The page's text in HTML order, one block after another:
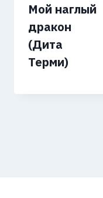
Мой наглый
дракон
(Дита
Терми)